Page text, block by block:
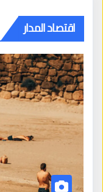
اقتصاد المدار